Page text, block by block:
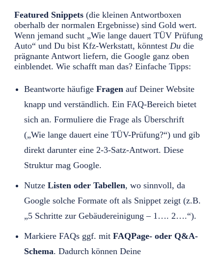
Featured Snippets (die kleinen Antwortboxen
oberhalb der normalen Ergebnisse) sind Gold wert.
Wenn jemand sucht „Wie lange dauert TÜV Prüfung
Auto“ und Du bist Kfz-Werkstatt, könntest Du die
prägnante Antwort liefern, die Google ganz oben
einblendet. Wie schafft man das? Einfache Tipps:
Beantworte häufige Fragen auf Deiner Website
knapp und verständlich. Ein FAQ-Bereich bietet
sich an. Formuliere die Frage als Überschrift
(„Wie lange dauert eine TÜV-Prüfung?“) und gib
direkt darunter eine 2-3-Satz-Antwort. Diese
Struktur mag Google.
Nutze Listen oder Tabellen, wo sinnvoll, da
Google solche Formate oft als Snippet zeigt (z.B.
„5 Schritte zur Gebäudereinigung – 1…. 2….“).
Markiere FAQs ggf. mit FAQPage- oder Q&A-
Schema. Dadurch können Deine